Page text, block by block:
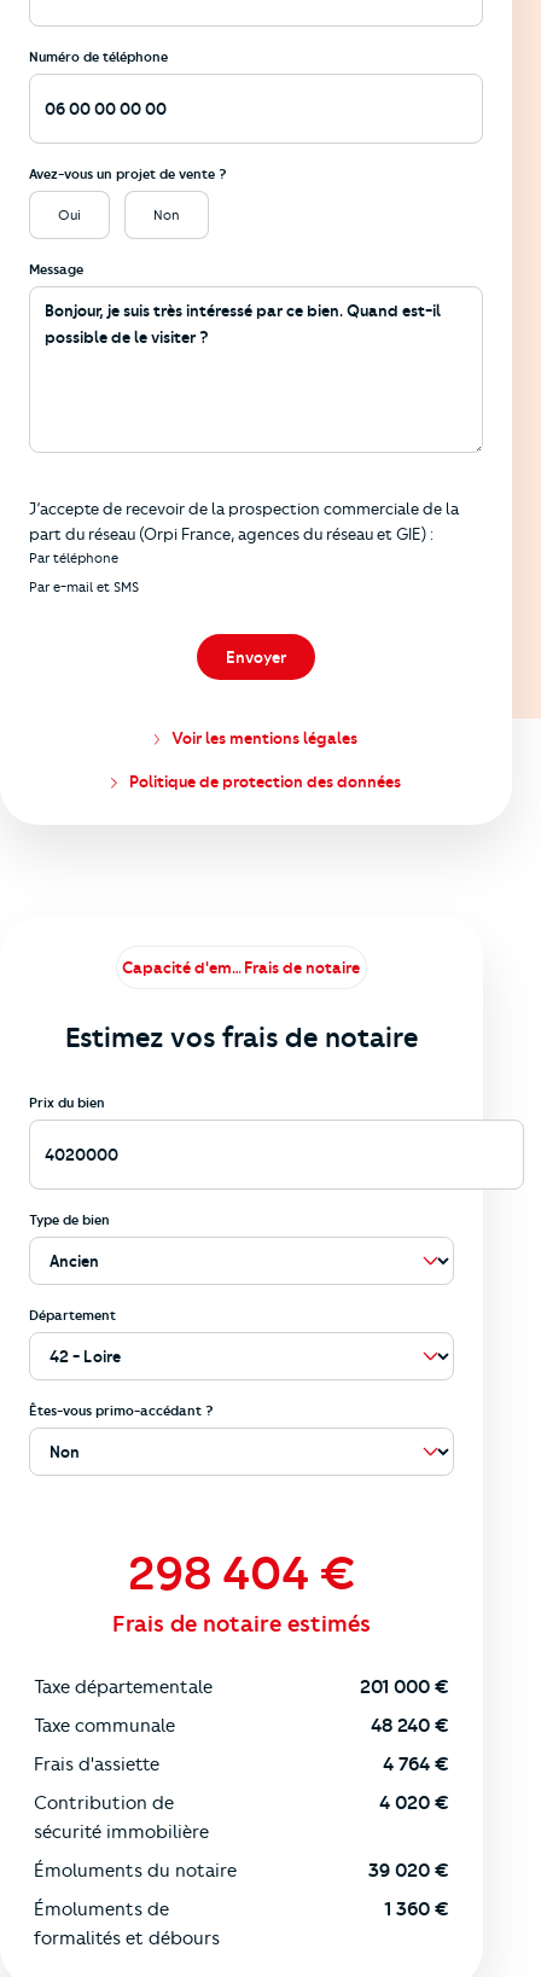
Numéro de téléphone
Avez-vous un projet de vente ?
Oui Non
Message
J’accepte de recevoir de la prospection commerciale de la
part du réseau (Orpi France, agences du réseau et GIE) :
Par téléphone
Par e-mail et SMS
Envoyer
Voir les mentions légales
Politique de protection des données
Capacité d'empruntFrais de notaire
Estimez vos frais de notaire
Prix du bien
Type de bien
Département
Êtes-vous primo-accédant ?
298 404 €
Frais de notaire estimés
Taxe départementale 201 000 €
Taxe communale
48 240 €
Frais d'assiette
4 764 €
Contribution de
sécurité immobilière
4 020 €
Émoluments du notaire 39 020 €
Émoluments de
formalités et débours
1 360 €